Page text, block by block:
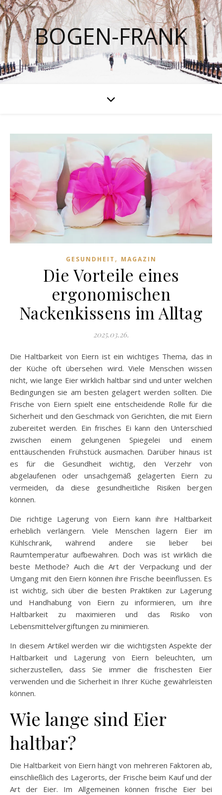
BOGEN-FRANK
GESUNDHEIT , MAGAZIN
Die Vorteile eines
ergonomischen
Nackenkissens im Alltag
2025.03.26.
Die Haltbarkeit von Eiern ist ein wichtiges Thema, das in
der Küche oft übersehen wird. Viele Menschen wissen
nicht, wie lange Eier wirklich haltbar sind und unter welchen
Bedingungen sie am besten gelagert werden sollten. Die
Frische von Eiern spielt eine entscheidende Rolle für die
Sicherheit und den Geschmack von Gerichten, die mit Eiern
zubereitet werden. Ein frisches Ei kann den Unterschied
zwischen einem gelungenen Spiegelei und einem
enttäuschenden Frühstück ausmachen. Darüber hinaus ist
es für die Gesundheit wichtig, den Verzehr von
abgelaufenen oder unsachgemäß gelagerten Eiern zu
vermeiden, da diese gesundheitliche Risiken bergen
können.
Die richtige Lagerung von Eiern kann ihre Haltbarkeit
erheblich verlängern. Viele Menschen lagern Eier im
Kühlschrank, während andere sie lieber bei
Raumtemperatur aufbewahren. Doch was ist wirklich die
beste Methode? Auch die Art der Verpackung und der
Umgang mit den Eiern können ihre Frische beeinflussen. Es
ist wichtig, sich über die besten Praktiken zur Lagerung
und Handhabung von Eiern zu informieren, um ihre
Haltbarkeit zu maximieren und das Risiko von
Lebensmittelvergiftungen zu minimieren.
In diesem Artikel werden wir die wichtigsten Aspekte der
Haltbarkeit und Lagerung von Eiern beleuchten, um
sicherzustellen, dass Sie immer die frischesten Eier
verwenden und die Sicherheit in Ihrer Küche gewährleisten
können.
Wie lange sind Eier
haltbar?
Die Haltbarkeit von Eiern hängt von mehreren Faktoren ab,
einschließlich des Lagerorts, der Frische beim Kauf und der
Art der Eier. Im Allgemeinen können frische Eier bei